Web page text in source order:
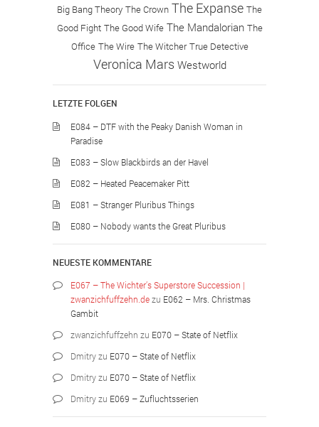
Big Bang Theory The Crown The Expanse The
Good Fight The Good Wife The Mandalorian The
Office The Wire The Witcher True Detective
Veronica Mars Westworld
LETZTE FOLGEN
E084 – DTF with the Peaky Danish Woman in
Paradise
E083 – Slow Blackbirds an der Havel
E082 – Heated Peacemaker Pitt
E081 – Stranger Pluribus Things
E080 – Nobody wants the Great Pluribus
NEUESTE KOMMENTARE
E067 – The Wichter’s Superstore Succession |
zwanzichfuffzehn.dezu E062 – Mrs. Christmas
Gambit
zwanzichfuffzehn zu E070 – State of Netflix
Dmitryzu E070 – State of Netflix
Dmitryzu E070 – State of Netflix
Dmitryzu E069 – Zufluchtsserien